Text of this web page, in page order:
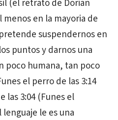
(el retrato de Dorian
menos en la mayoria de
suspendernos en
puntos y darnos una
poco humana, tan poco
el perro de las 3:14
las 3:04 (Funes el
le es una